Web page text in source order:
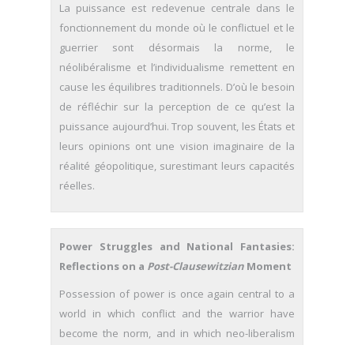
La puissance est redevenue centrale dans le
fonctionnement du monde où le conflictuel et le
guerrier sont désormais la norme, le
néolibéralisme et l’individualisme remettent en
cause les équilibres traditionnels. D’où le besoin
de réfléchir sur la perception de ce qu’est la
puissance aujourd’hui. Trop souvent, les États et
leurs opinions ont une vision imaginaire de la
réalité géopolitique, surestimant leurs capacités
réelles.
Power Struggles and National Fantasies:
Reflections on a Post-Clausewitzian Moment
Possession of power is once again central to a
world in which conflict and the warrior have
become the norm, and in which neo-liberalism